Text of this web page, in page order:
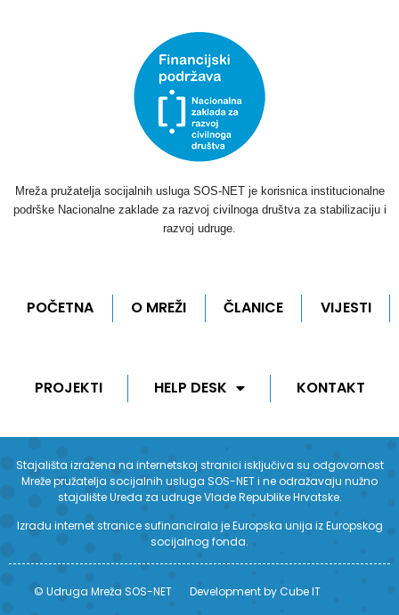
Mreža pružatelja socijalnih usluga SOS-NET je korisnica institucionalne
podrške Nacionalne zaklade za razvoj civilnoga društva za stabilizaciju i
razvoj udruge.
POČETNA O MREŽI ČLANICE VIJESTI
PROJEKTI HELP DESK KONTAKT
Stajališta izražena na internetskoj stranici isključiva su odgovornost
Mreže pružatelja socijalnih usluga SOS-NET i ne odražavaju nužno
stajalište Ureda za udruge Vlade Republike Hrvatske.
Izradu internet stranice sufinancirala je Europska unija iz Europskog
socijalnog fonda.
© Udruga Mreža SOS-NET Development by Cube IT